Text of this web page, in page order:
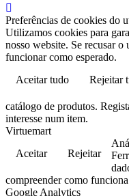
Preferências de cookies do
Utilizamos cookies para
nosso website. Se recusar o
funcionar como esperado.
Aceitar tudo
Rejeitar
catálogo de produtos.
interesse num item.
Virtuemart
Aceitar
Rejeitar
compreender como
Google Analytics